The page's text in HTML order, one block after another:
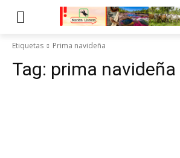
Etiquetas Prima navideña
Tag: prima navideña